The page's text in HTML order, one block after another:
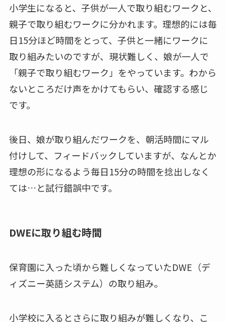
小学生になると、子供が一人で取り組むワークと、
親子で取り組むワークに分かれます。理想的には毎
日15分ほど時間をとって、子供と一緒にワークに
取り組みたいのですが、現状難しく、娘が一人で
「親子で取り組むワーク」をやっています。わから
ないところだけ声をかけてもらい、確認する感じ
です。
後日、娘が取り組んだワークを、朝活時間にマル
付けして、フィードバックしていますが、なんとか
理想の形になるよう毎日15分の時間を捻出しなく
ては…と試行錯誤中です。
DWEに取り組む時間
保育園に入った頃から難しくなっていたDWE（デ
ィズニー英語システム）の取り組み。
小学校に入るとさらに取り組みが難しくなり、こ